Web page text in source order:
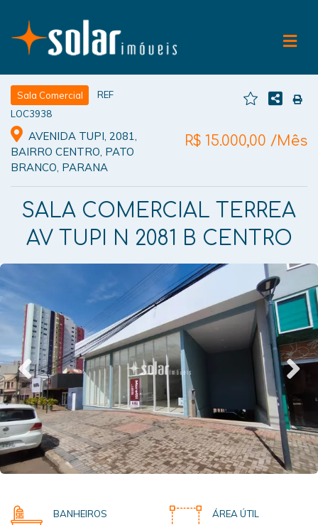
Sala Comercial
REF
LOC3938
AVENIDA TUPI, 2081,
BAIRRO CENTRO, PATO
BRANCO, PARANA
R$ 15.000,00 /Mês
SALA COMERCIAL TERREA
AV TUPI N 2081 B CENTRO
BANHEIROS ÁREA ÚTIL